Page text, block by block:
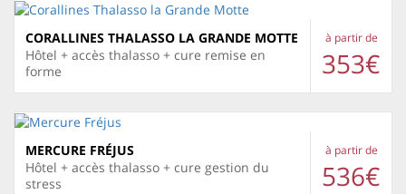
CORALLINES THALASSO LA GRANDE MOTTE
Hôtel + accès thalasso + cure remise en
forme
à partir de
353€
MERCURE FRÉJUS
Hôtel + accès thalasso + cure gestion du
stress
à partir de
536€